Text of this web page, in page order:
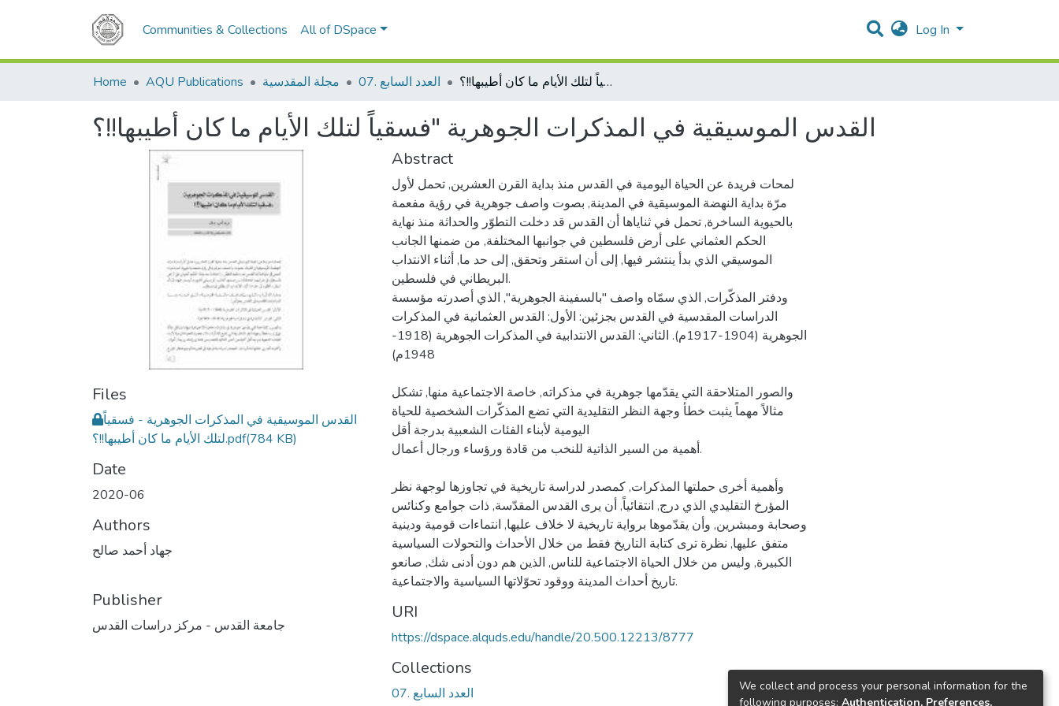
Communities & Collections All of DSpace Log In
Home AQU Publications مجلة المقدسية 07. العدد السابع القدس الموسيقية في المذكرات الجوهرية "فسقياً لتلك الأيام ما كان أطيبها!!؟
القدس الموسيقية في المذكرات الجوهرية "فسقياً لتلك الأيام ما كان أطيبها!!؟
Files
القدس الموسيقية في المذكرات الجوهرية - فسقياً
لتلك الأيام ما كان أطيبها!!؟.pdf(784 KB)
Date
2020-06
Authors
جهاد أحمد صالح
Publisher
جامعة القدس - مركز دراسات القدس
Abstract
لمحات فريدة عن الحياة اليومية في القدس منذ بداية القرن العشرين, تحمل لأول
مرّة بداية النهضة الموسيقية في المدينة, بصوت واصف جوهرية في رؤية مفعمة
بالحيوية الساخرة, تحمل في ثناياها أن القدس قد دخلت التطوّر والحداثة منذ نهاية
الحكم العثماني على أرض فلسطين في جوانبها المختلفة, من ضمنها الجانب
الموسيقي الذي بدأ ينتشر فيها, إلى أن استقر وتحقق, إلى حد ما, أثناء الانتداب
البريطاني في فلسطين.
ودفتر المذكّرات, الذي سمّاه واصف "بالسفينة الجوهرية", الذي أصدرته مؤسسة
الدراسات المقدسية في القدس بجزئين: الأول: القدس العثمانية في المذكرات
الجوهرية (1904-1917م). الثاني: القدس الانتدابية في المذكرات الجوهرية (1918-
1948م)
والصور المتلاحقة التي يقدّمها جوهرية في مذكراته, خاصة الاجتماعية منها, تشكل
مثالاً مهماً يثبت خطأ وجهة النظر التقليدية التي تضع المذكّرات الشخصية للحياة
اليومية لأبناء الفئات الشعبية بدرجة أقل
أهمية من السير الذاتية للنخب من قادة ورؤساء ورجال أعمال.
وأهمية أخرى حملتها المذكرات, كمصدر لدراسة تاريخية في تجاوزها لوجهة نظر
المؤرخ التقليدي الذي درج, انتقائياً, أن يرى القدس المقدّسة, ذات جوامع وكنائس
وصحابة ومبشرين, وأن يقدّموها برواية تاريخية لا خلاف عليها, انتماءات قومية ودينية
متفق عليها, نظرة ترى كتابة التاريخ فقط من خلال الأحداث والتحولات السياسية
الكبيرة, وليس من خلال الحياة الاجتماعية للناس, الذين هم دون أدنى شك, صانعو
تاريخ أحداث المدينة ووقود تحوّلاتها السياسية والاجتماعية.
URI
https://dspace.alquds.edu/handle/20.500.12213/8777
Collections
07. العدد السابع
We collect and process your personal information for the
following purposes: Authentication, Preferences,